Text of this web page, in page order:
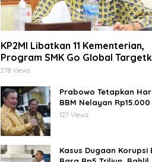
KP2MI Libatkan 11 Kementerian,
Program SMK Go Global
Ribu Peserta Tahun Ini
278 Views
Prabowo Tetapkan
BBM Nelayan
Liter, Berlaku untuk
127 Views
Kasus Dugaan Korupsi